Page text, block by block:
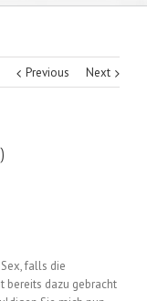
Previous Next
falls die
bereits dazu gebracht